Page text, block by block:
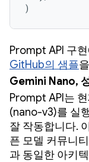
)
Prompt API 구
GitHub의 샘플
Gemini Nano,
Prompt API는
(nano-v3)를 실
잘 작동합니다.
픈 모델 커뮤니
과 동일한 아키